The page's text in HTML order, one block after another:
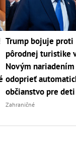
Trump bojuje proti
pôrodnej turistike
Novým nariadením
odoprieť
občianstvo pre deti
Zahraničné